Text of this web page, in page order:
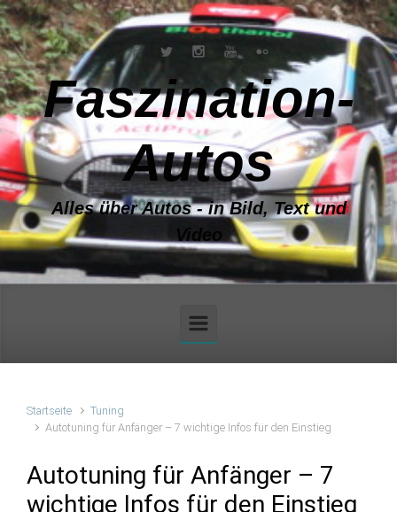
Zum Hauptinhalt springen
Faszination-
Autos
Alles über Autos - in Bild, Text und
Video
Startseite
Tuning
Autotuning für Anfänger – 7 wichtige Infos für den Einstieg
Autotuning für Anfänger – 7
wichtige Infos für den Einstieg